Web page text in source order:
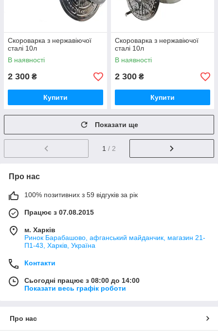
Скороварка з нержавіючої
сталі 10л
В наявності
2 300 ₴
Купити
Скороварка з нержавіючої
сталі 10л
В наявності
2 300 ₴
Купити
Показати ще
1 / 2
Про нас
100% позитивних з 59 відгуків за рік
Працює з 07.08.2015
м. Харків
Ринок Барабашово, афганський майданчик, магазин 21-
П1-43, Харків, Україна
Контакти
Сьогодні працює з 08:00 до 14:00
Показати весь графік роботи
Про нас